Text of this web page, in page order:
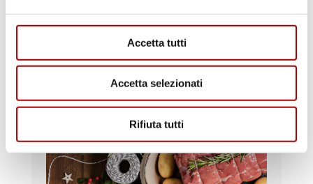
Accetta tutti
Accetta selezionati
Rifiuta tutti
Categorie